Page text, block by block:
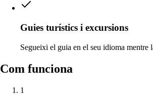
Guies turístics i excursions
Segueixi el guia en el seu idioma mentre
Com funciona
1